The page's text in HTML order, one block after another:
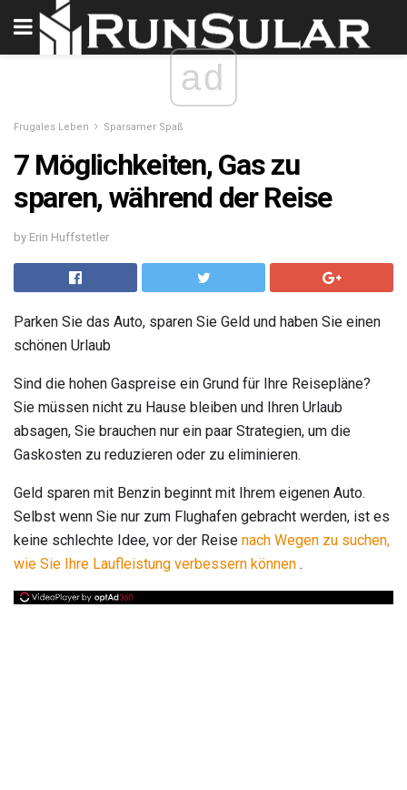
ad
Frugales Leben Sparsamer Spaß
7 Möglichkeiten, Gas zu
sparen, während der Reise
by Erin Huffstetler
Parken Sie das Auto, sparen Sie Geld und haben Sie einen
schönen Urlaub
Sind die hohen Gaspreise ein Grund für Ihre Reisepläne?
Sie müssen nicht zu Hause bleiben und Ihren Urlaub
absagen, Sie brauchen nur ein paar Strategien, um die
Gaskosten zu reduzieren oder zu eliminieren.
Geld sparen mit Benzin beginnt mit Ihrem eigenen Auto.
Selbst wenn Sie nur zum Flughafen gebracht werden, ist es
keine schlechte Idee, vor der Reise nach Wegen zu suchen,
wie Sie Ihre Laufleistung verbessern können .